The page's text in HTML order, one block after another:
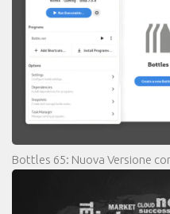
Bottles 65: Nuova Versione